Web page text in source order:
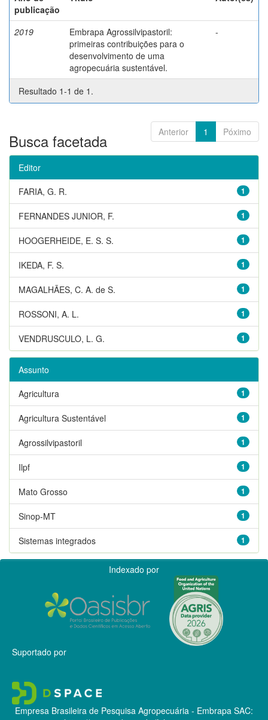
publicação
2019
Embrapa Agrossilvipastoril:
primeiras contribuições para o
desenvolvimento de uma
agropecuária sustentável.
-
Resultado 1-1 de 1.
Anterior 1 Póximo
Busca facetada
Editor
1
FARIA, G. R.
1
FERNANDES JUNIOR, F.
1
HOOGERHEIDE, E. S. S.
1
IKEDA, F. S.
1
MAGALHÃES, C. A. de S.
1
ROSSONI, A. L.
1
VENDRUSCULO, L. G.
Assunto
1
Agricultura
1
Agricultura Sustentável
1
Agrossilvipastoril
1
Ilpf
1
Mato Grosso
1
Sinop-MT
1
Sistemas integrados
Indexado por
Suportado por
Empresa Brasileira de Pesquisa Agropecuária - Embrapa SAC: